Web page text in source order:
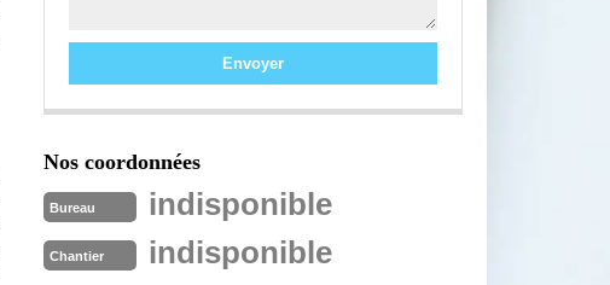
Nos coordonnées
Bureau indisponible
Chantier indisponible